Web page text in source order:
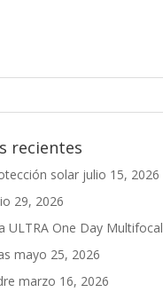
recientes
solar julio 15, 2026
29, 2026
ULTRA One Day Multifocal
mayo 25, 2026
marzo 16, 2026